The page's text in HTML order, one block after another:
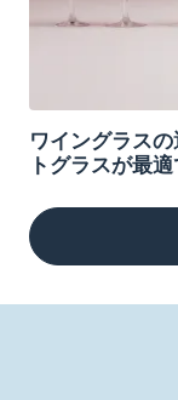
ワイングラス
トグラスが最適